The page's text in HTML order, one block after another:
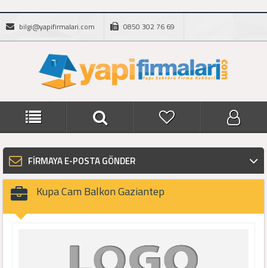
bilgi@yapifirmalari.com 0850 302 76 69
FİRMAYA E-POSTA GÖNDER
Kupa Cam Balkon Gaziantep